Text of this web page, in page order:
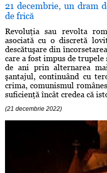
21 decembrie, un dram
de frică
Revoluţia sau revolta
asociată cu o discretă
descătuşare din
care a fost impus de
de ani prin alternarea
şantajul, continuând cu
crima, comunismul
suficienţă încât credea că
(21 decembrie 2022)